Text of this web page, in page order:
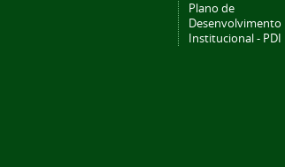
Plano de
Desenvolvimento
Institucional - PDI